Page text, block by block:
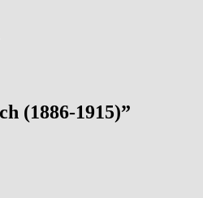
(1886-1915)”